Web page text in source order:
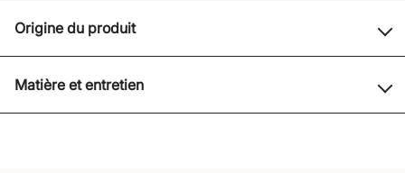
Origine du produit
Matière et entretien